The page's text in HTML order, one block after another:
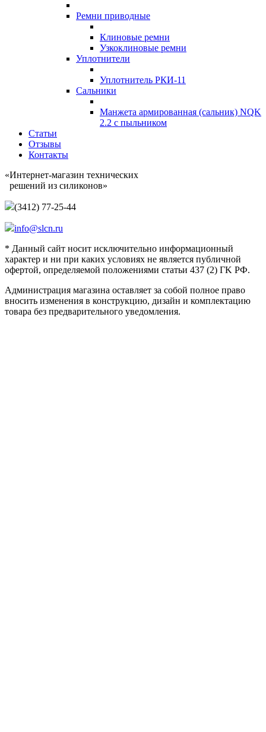
Ремни приводные
Клиновые ремни
Узкоклиновые ремни
Уплотнители
Уплотнитель РКИ-11
Сальники
Манжета армированная (сальник) NQK
2.2 с пыльником
Статьи
Отзывы
Контакты
«Интернет-магазин технических
решений из силиконов»
(3412) 77-25-44
info@slcn.ru
* Данный сайт носит исключительно информационный
характер и ни при каких условиях не является публичной
офертой, определяемой положениями статьи 437 (2) ГK РФ.
Администрация магазина оставляет за собой полное право
вносить изменения в конструкцию, дизайн и комплектацию
товара без предварительного уведомления.